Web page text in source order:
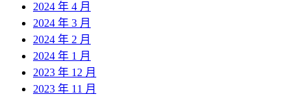
2024 年 4 月
2024 年 3 月
2024 年 2 月
2024 年 1 月
2023 年 12 月
2023 年 11 月